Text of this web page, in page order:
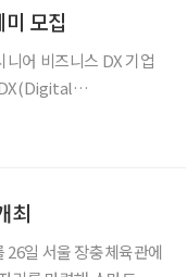
모집
어 비즈니스 DX 기업
최
26일 서울 장충체육관에